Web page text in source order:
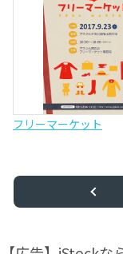
フリーマーケット